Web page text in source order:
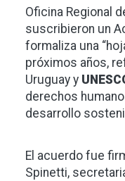
Oficina Regional
suscribieron un
formaliza una
próximos años,
Uruguay y
derechos
desarrollo
El acuerdo fue
Spinetti,